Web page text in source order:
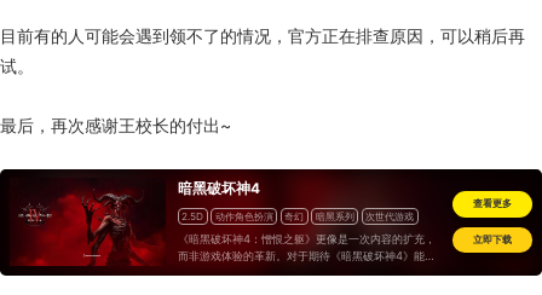
目前有的人可能会遇到领不了的情况，官方正在排查原因，可以稍后再
试。
最后，再次感谢王校长的付出~
暗黑破坏神4
2.5D 动作角色扮演 奇幻 暗黑系列 次世代游戏
《暗黑破坏神4：憎恨之躯》更像是一次内容的扩充，
而非游戏体验的革新。对于期待《暗黑破坏神4》能够
带来更深层次变革的玩家来说，本次收费不菲的资料片
查看更多
立即下载